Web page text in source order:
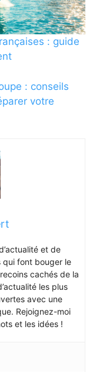
: guide
: conseils
votre
et de
font bouger le
recoins cachés de la
les plus
avec une
Rejoignez-moi
et les idées !